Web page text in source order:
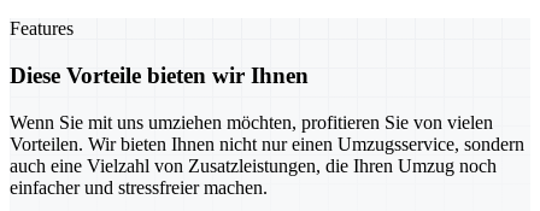
Features
Diese Vorteile bieten wir Ihnen
Wenn Sie mit uns umziehen möchten, profitieren Sie von vielen
Vorteilen. Wir bieten Ihnen nicht nur einen Umzugsservice, sondern
auch eine Vielzahl von Zusatzleistungen, die Ihren Umzug noch
einfacher und stressfreier machen.